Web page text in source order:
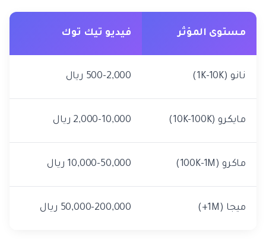
مستوى المؤثر فيديو تيك توك
نانو (1K-10K) 500-2,000 ريال
مايكرو (10K-100K) 2,000-10,000 ريال
ماكرو (100K-1M) 10,000-50,000 ريال
ميجا (1M+) 50,000-200,000 ريال